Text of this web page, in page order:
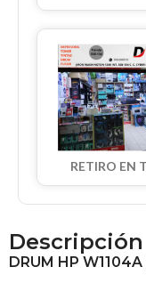
RETIRO EN
Descripción
DRUM HP